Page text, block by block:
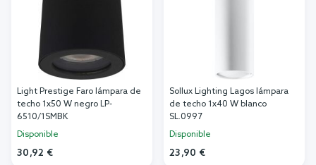
Light Prestige Faro lámpara de
techo 1x50 W negro LP-
6510/1SMBK
Disponible
30,92 €
Sollux Lighting Lagos lámpara
de techo 1x40 W blanco
SL.0997
Disponible
23,90 €